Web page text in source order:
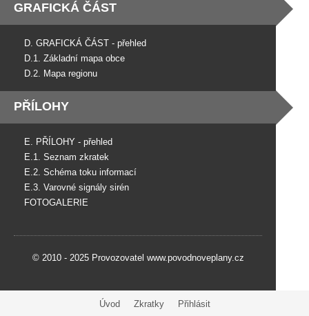
GRAFICKÁ ČÁST
D. GRAFICKÁ ČÁST - přehled
D.1. Základní mapa obce
D.2. Mapa regionu
PŘÍLOHY
E. PŘÍLOHY - přehled
E.1. Seznam zkratek
E.2. Schéma toku informací
E.3. Varovné signály sirén
FOTOGALERIE
© 2010 - 2025 Provozovatel www.povodnoveplany.cz
Úvod Zkratky Přihlásit